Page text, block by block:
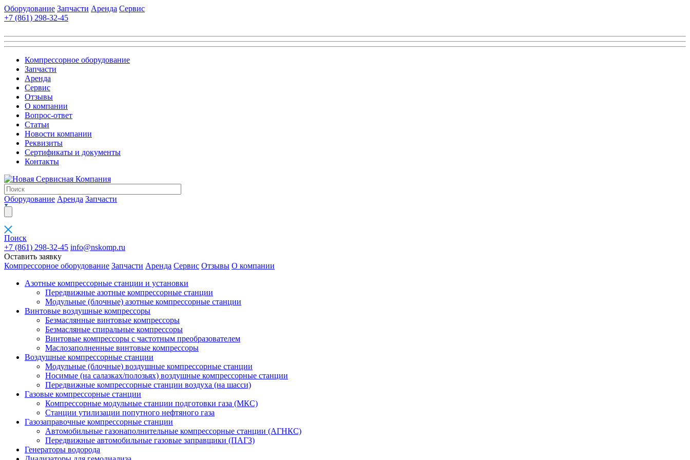
Оборудование Запчасти Аренда Сервис
+7 (861) 298-32-45
Компрессорное оборудование
Запчасти
Аренда
Сервис
Отзывы
О компании
Вопрос-ответ
Статьи
Новости компании
Реквизиты
Сертификаты и документы
Контакты
Оборудование Аренда Запчасти
Поиск
+7 (861) 298-32-45 info@nskomp.ru
Оставить заявку
Компрессорное оборудование Запчасти Аренда Сервис Отзывы О компании
Азотные компрессорные станции и установки
Передвижные азотные компрессорные станции
Модульные (блочные) азотные компрессорные станции
Винтовые воздушные компрессоры
Безмаслянные винтовые компрессоры
Безмасляные спиральные компрессоры
Винтовые компрессоры с частотным преобразователем
Маслозаполненные винтовые компрессоры
Воздушные компрессорные станции
Модульные (блочные) воздушные компрессорные станции
Носимые (на салазках/полозьях) воздушные компрессорные станции
Передвижные компрессорные станции воздуха (на шасси)
Газовые компрессорные станции
Компрессорные модульные станции подготовки газа (МКС)
Станции утилизации попутного нефтяного газа
Газозаправочные компрессорные станции
Автомобильные газонаполнительные компрессорные станции (АГНКС)
Передвижные автомобильные газовые заправщики (ПАГЗ)
Генераторы водорода